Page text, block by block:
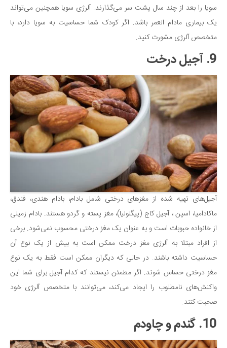
سویا را بعد از چند سال پشت سر می‌گذارند. آلرژی سویا همچنین می‌تواند
یک بیماری مادام العمر باشد. اگر کودک شما حساسیت به سویا دارد، با
متخصص آلرژی مشورت کنید.
9. آجیل درخت
آجیل‌های تهیه شده از مغزهای درختی شامل بادام، بادام هندی، فندق،
ماکادامیا، اسپن ، آجیل کاج (پیگنولیا)، مغز پسته و گردو هستند. بادام زمینی
از خانواده حبوبات است و به عنوان یک مغز درختی محسوب نمی‌شود. برخی
از افراد مبتلا به آلرژی مغز درخت ممکن است به بیش از یک نوع آن
حساسیت داشته باشند. در حالی که دیگران ممکن است فقط به یک نوع
مغز درختی حساس شوند. اگر مطمئن نیستند که کدام آجیل برای شما این
واکنش‌های نامطلوب را ایجاد می‌کند، می‌توانند با متخصص آلرژی خود
صحبت کنند.
10. گندم و چاودم